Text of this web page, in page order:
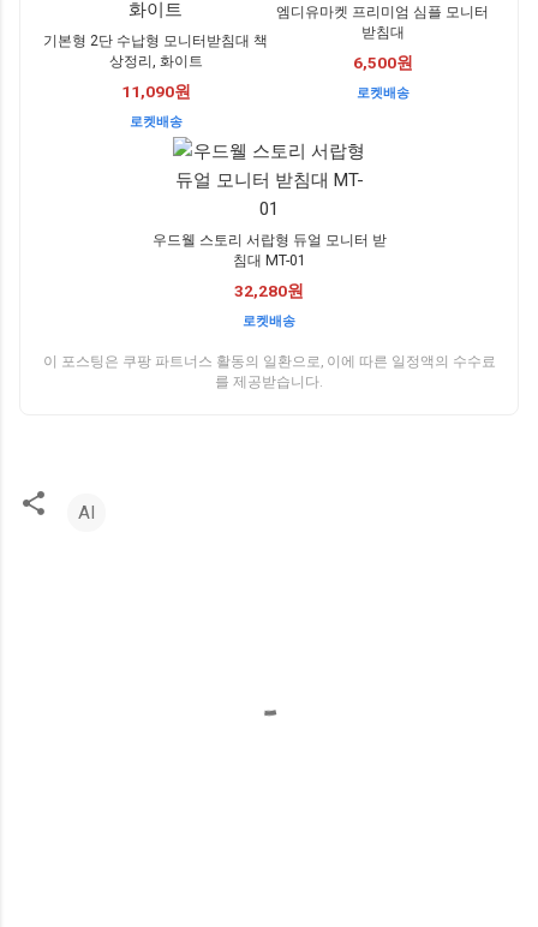
기본형 2단 수납형 모니터받침대 책
상정리, 화이트
11,090원
로켓배송
엠디유마켓 프리미엄 심플 모니터
받침대
6,500원
로켓배송
우드웰 스토리 서랍형 듀얼 모니터 받
침대 MT-01
32,280원
로켓배송
이 포스팅은 쿠팡 파트너스 활동의 일환으로, 이에 따른 일정액의 수수료
를 제공받습니다.
AI